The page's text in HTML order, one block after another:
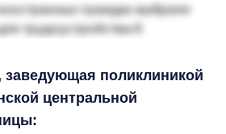
заведующая поликлиникой
центральной